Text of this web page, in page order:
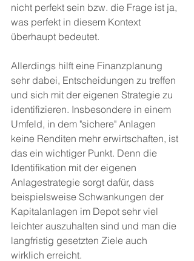
nicht perfekt sein bzw. die Frage ist ja,
was perfekt in diesem Kontext
überhaupt bedeutet.
Allerdings hilft eine Finanzplanung
sehr dabei, Entscheidungen zu treffen
und sich mit der eigenen Strategie zu
identifizieren. Insbesondere in einem
Umfeld, in dem "sichere" Anlagen
keine Renditen mehr erwirtschaften, ist
das ein wichtiger Punkt. Denn die
Identifikation mit der eigenen
Anlagestrategie sorgt dafür, dass
beispielsweise Schwankungen der
Kapitalanlagen im Depot sehr viel
leichter auszuhalten sind und man die
langfristig gesetzten Ziele auch
wirklich erreicht.